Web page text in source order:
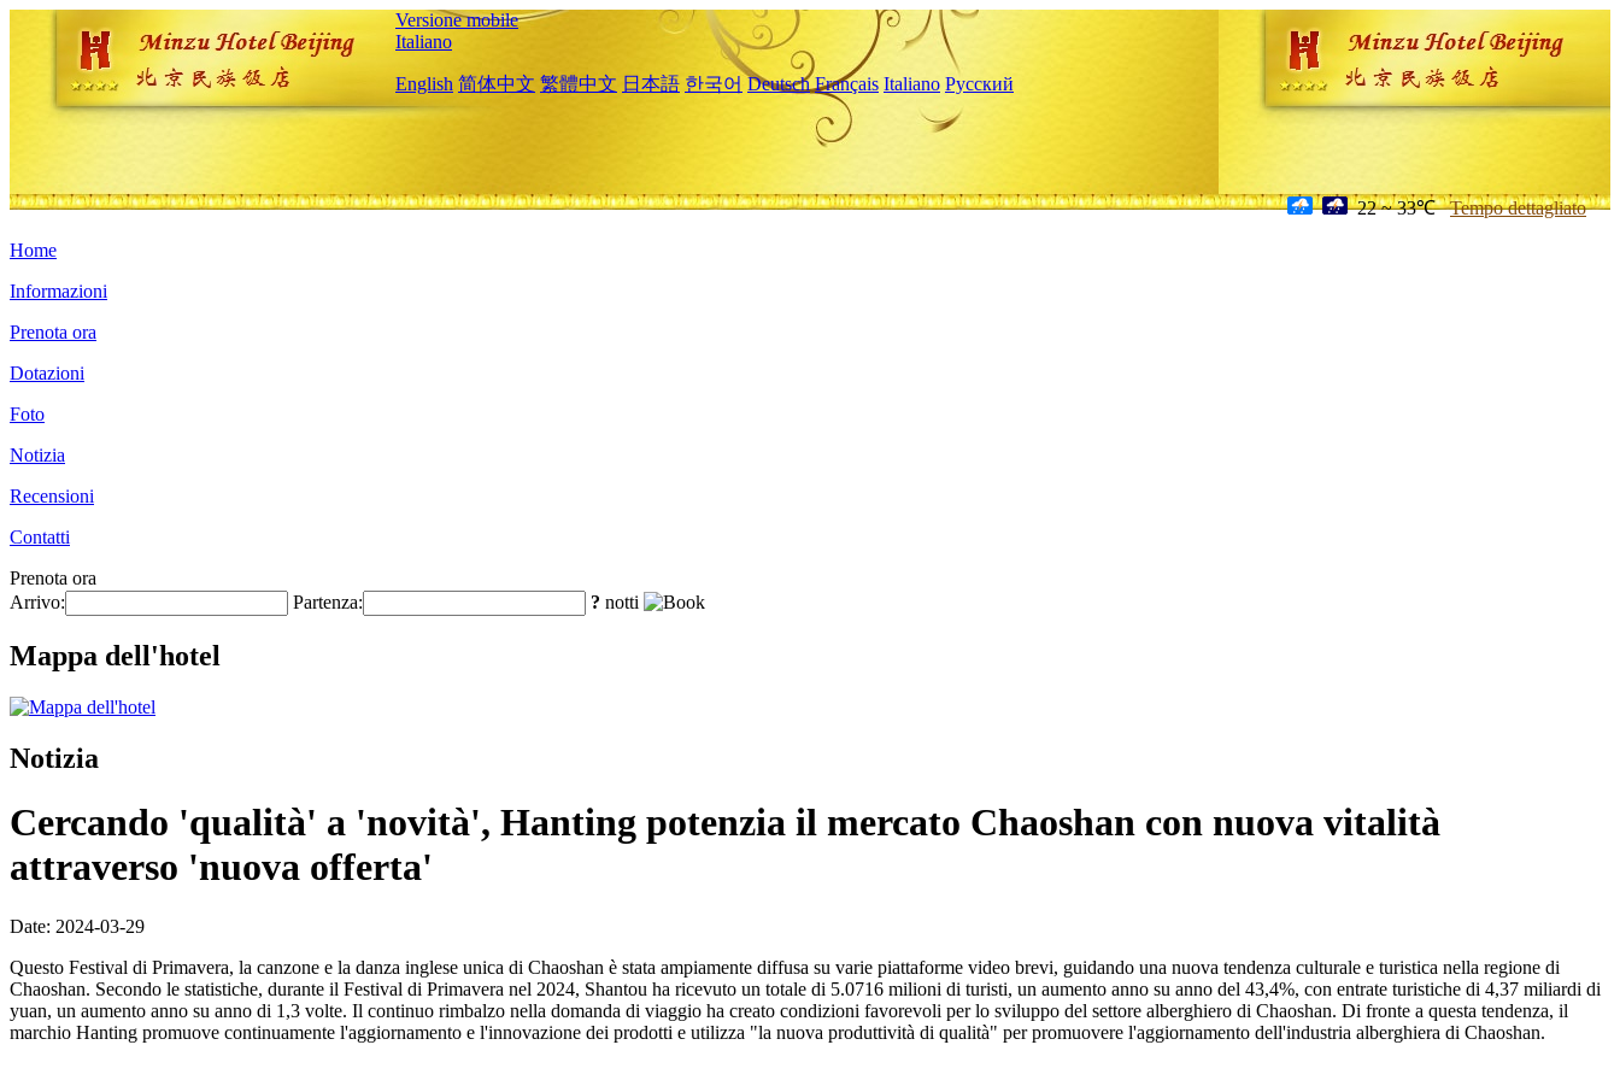
Versione mobile
Italiano
English 简体中文 繁體中文 日本語 한국어 Deutsch Français Italiano Русский
22 ~ 33℃ Tempo dettagliato
Home
Informazioni
Prenota ora
Dotazioni
Foto
Notizia
Recensioni
Contatti
Prenota ora
Arrivo:
Partenza: ? notti
Mappa dell'hotel
Notizia
Cercando 'qualità' a 'novità', Hanting potenzia il mercato Chaoshan con nuova vitalità
attraverso 'nuova offerta'
Date: 2024-03-29
Questo Festival di Primavera, la canzone e la danza inglese unica di Chaoshan è stata ampiamente diffusa su varie piattaforme video brevi, guidando una nuova tendenza culturale e turistica nella regione di
Chaoshan. Secondo le statistiche, durante il Festival di Primavera nel 2024, Shantou ha ricevuto un totale di 5.0716 milioni di turisti, un aumento anno su anno del 43,4%, con entrate turistiche di 4,37 miliardi di
yuan, un aumento anno su anno di 1,3 volte. Il continuo rimbalzo nella domanda di viaggio ha creato condizioni favorevoli per lo sviluppo del settore alberghiero di Chaoshan. Di fronte a questa tendenza, il
marchio Hanting promuove continuamente l'aggiornamento e l'innovazione dei prodotti e utilizza "la nuova produttività di qualità" per promuovere l'aggiornamento dell'industria alberghiera di Chaoshan.